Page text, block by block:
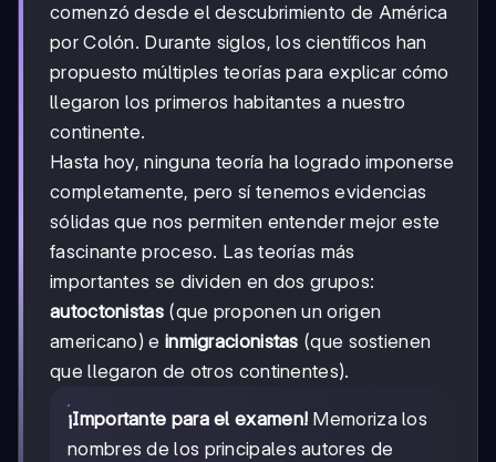
comenzó desde el descubrimiento de América
por Colón. Durante siglos, los científicos han
propuesto múltiples teorías para explicar cómo
llegaron los primeros habitantes a nuestro
continente.
Hasta hoy, ninguna teoría ha logrado imponerse
completamente, pero sí tenemos evidencias
sólidas que nos permiten entender mejor este
fascinante proceso. Las teorías más
importantes se dividen en dos grupos:
autoctonistas(que proponen un origen
americano) e inmigracionistas (que sostienen
que llegaron de otros continentes).
¡Importante para el examen! Memoriza los
nombres de los principales autores de